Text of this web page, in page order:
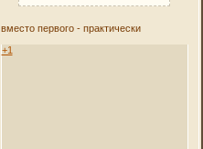
вместо первого - практически
+1